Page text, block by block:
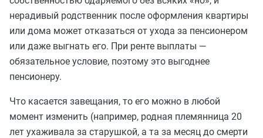
нерадивый родственник после оформления квартиры
или дома может отказаться от ухода за пенсионером
или даже выгнать его. При ренте выплаты —
обязательное условие, поэтому это выгоднее
пенсионеру.
Что касается завещания, то его можно в любой
момент изменить (например, родная племянница 20
лет ухаживала за старушкой, а та за месяц до смерти